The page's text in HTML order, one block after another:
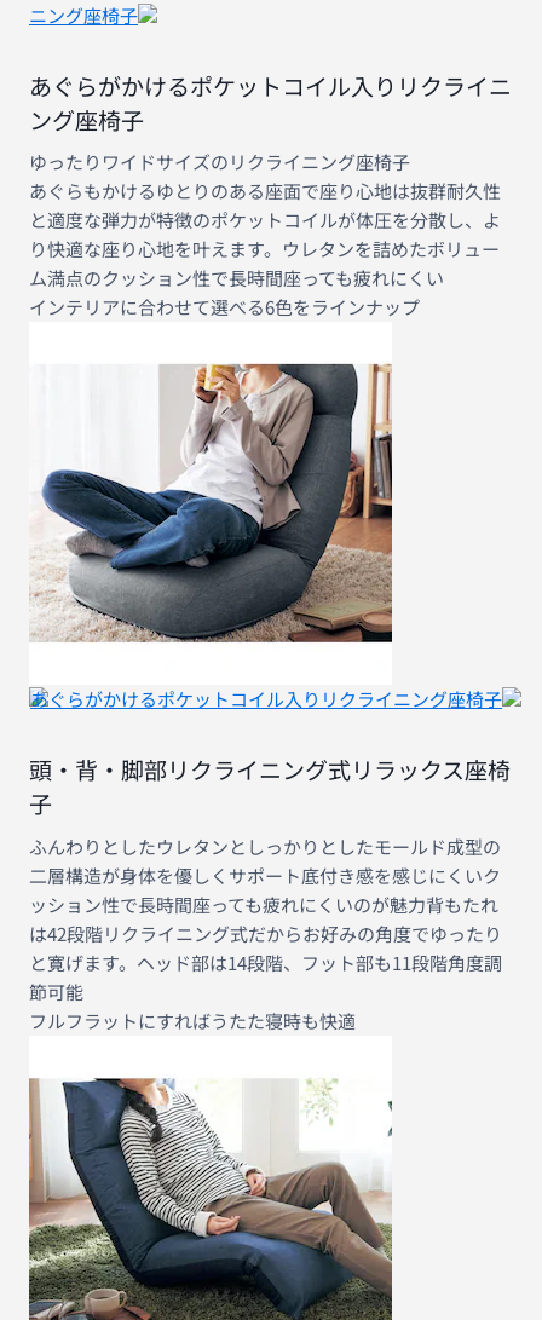
ニング座椅子
あぐらがかけるポケットコイル入りリクライニ
ング座椅子
ゆったりワイドサイズのリクライニング座椅子
あぐらもかけるゆとりのある座面で座り心地は抜群耐久性
と適度な弾力が特徴のポケットコイルが体圧を分散し、よ
り快適な座り心地を叶えます。ウレタンを詰めたボリュー
ム満点のクッション性で長時間座っても疲れにくい
インテリアに合わせて選べる6色をラインナップ
あぐらがかけるポケットコイル入りリクライニング座椅子
頭・背・脚部リクライニング式リラックス座椅
子
ふんわりとしたウレタンとしっかりとしたモールド成型の
二層構造が身体を優しくサポート底付き感を感じにくいク
ッション性で長時間座っても疲れにくいのが魅力背もたれ
は42段階リクライニング式だからお好みの角度でゆったり
と寛げます。ヘッド部は14段階、フット部も11段階角度調
節可能
フルフラットにすればうたた寝時も快適